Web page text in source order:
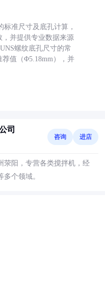
标准尺寸及底孔计算，
并提供专业数据来源
螺纹底孔尺寸的常
值（Φ5.18mm），并
司
咨询 进店
荥阳，专营各类搅拌机，经
个领域。